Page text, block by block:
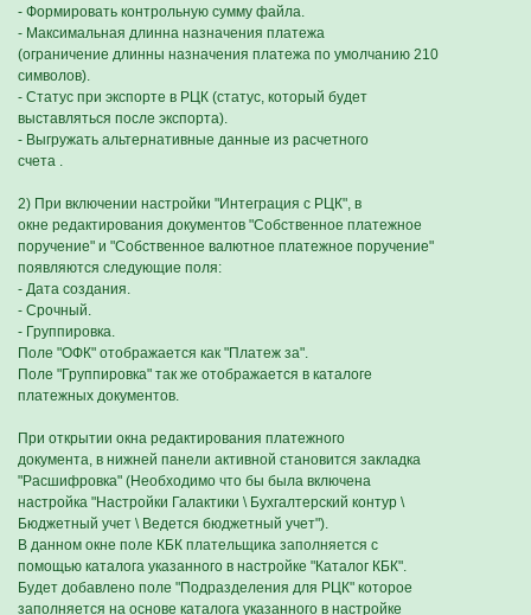
- Формировать контрольную сумму файла.
- Максимальная длинна назначения платежа
(ограничение длинны назначения платежа по умолчанию 210
символов).
- Статус при экспорте в РЦК (статус, который будет
выставляться после экспорта).
- Выгружать альтернативные данные из расчетного
счета .
2) При включении настройки "Интеграция с РЦК", в
окне редактирования документов "Собственное платежное
поручение" и "Собственное валютное платежное поручение"
появляются следующие поля:
- Дата создания.
- Срочный.
- Группировка.
Поле "ОФК" отображается как "Платеж за".
Поле "Группировка" так же отображается в каталоге
платежных документов.
При открытии окна редактирования платежного
документа, в нижней панели активной становится закладка
"Расшифровка" (Необходимо что бы была включена
настройка "Настройки Галактики \ Бухгалтерский контур \
Бюджетный учет \ Ведется бюджетный учет").
В данном окне поле КБК плательщика заполняется с
помощью каталога указанного в настройке "Каталог КБК".
Будет добавлено поле "Подразделения для РЦК" которое
заполняется на основе каталога указанного в настройке